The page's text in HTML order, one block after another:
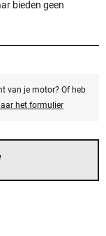
bieden geen
van je motor? Of heb
het formulier